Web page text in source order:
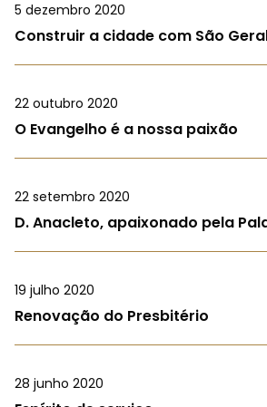
5 dezembro 2020
Construir a cidade com São
22 outubro 2020
O Evangelho é a nossa paixão
22 setembro 2020
D. Anacleto, apaixonado pela
19 julho 2020
Renovação do Presbitério
28 junho 2020